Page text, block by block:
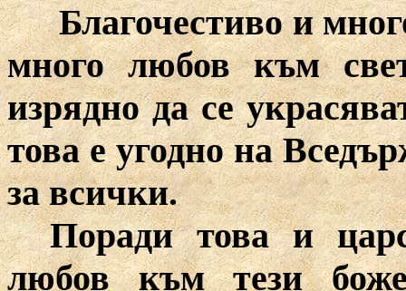
Благочестиво и
много любов към
изрядно да се
това е угодно на
за всички.
Поради това и
любов към тези